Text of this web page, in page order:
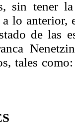
sin tener
lo anterior,
de las
tales